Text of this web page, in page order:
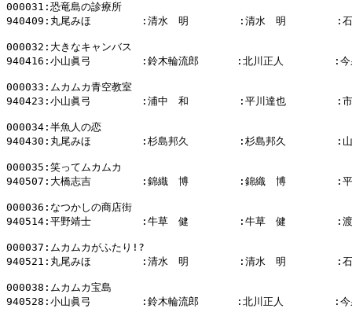
000031:恐竜島の診療所
940409:丸尾みほ        :清水　明        :清水　明        :石
000032:大きなキャンバス
940416:小山眞弓        :鈴木輪流郎      :北川正人        :今
000033:ムカムカ青空教室
940423:小山眞弓        :浦中　和        :平川達也        :市
000034:半魚人の恋
940430:丸尾みほ        :杉島邦久        :杉島邦久        :山
000035:笑ってムカムカ
940507:大橋志吉        :錦織　博        :錦織　博        :平
000036:なつかしの商店街
940514:平野靖士        :牛草　健        :牛草　健        :渡
000037:ムカムカがふたり!?
940521:丸尾みほ        :清水　明        :清水　明        :石
000038:ムカムカ宝島
940528:小山眞弓        :鈴木輪流郎      :北川正人        :今